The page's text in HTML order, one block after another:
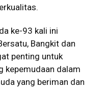
ke-93 kali ini
Bangkit dan
penting untuk
kepemudaan dalam
yang beriman dan